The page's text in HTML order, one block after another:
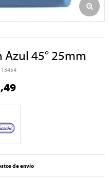
45° 25mm
de envío